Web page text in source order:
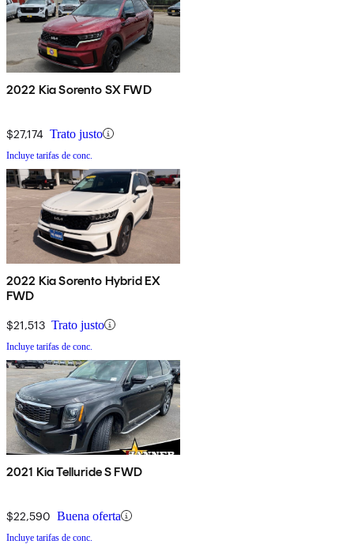
2022 Kia Sorento SX FWD
$27,174 Trato justo
Incluye tarifas de conc.
2022 Kia Sorento Hybrid EX
FWD
$21,513 Trato justo
Incluye tarifas de conc.
2021 Kia Telluride S FWD
$22,590 Buena oferta
Incluye tarifas de conc.